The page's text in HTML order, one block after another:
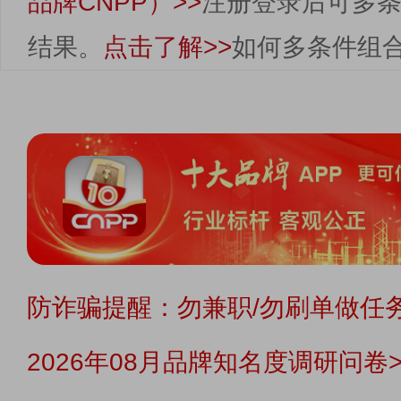
结果。
点击了解>>如何多条件组
防诈骗提醒：勿兼职/勿刷单做任
2026年08月品牌知名度调研问卷